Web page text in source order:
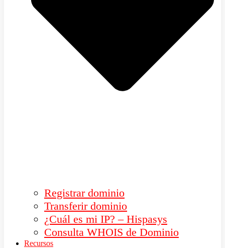
Registrar dominio
Transferir dominio
¿Cuál es mi IP? – Hispasys
Consulta WHOIS de Dominio
Recursos